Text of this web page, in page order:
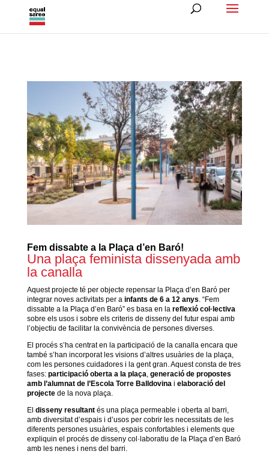
Fem dissabte a la Plaça d’en Baró!
Una plaça feminista dissenyada amb
la canalla
Aquest projecte té per objecte repensar la Plaça d’en Baró per
integrar noves activitats per ainfants de 6 a 12 anys. “Fem
dissabte a la Plaça d’en Baró” es basa en la reflexió col·lectiva
sobre els usos i sobre els criteris de disseny del futur espai amb
l’objectiu de facilitar la convivència de persones diverses.
El procés s’ha centrat en la participació de la canalla encara que
també s’han incorporat les visions d’altres usuàries de la plaça,
com les persones cuidadores i la gent gran. Aquest consta de tres
fases:participació oberta a la plaça, generació de propostes
amb l’alumnat de l’Escola Torre Balldovinai elaboració del
projectede la nova plaça.
El disseny resultantés una plaça permeable i oberta al barri,
amb diversitat d’espais i d’usos per cobrir les necessitats de les
diferents persones usuàries, espais confortables i elements que
expliquin el procés de disseny col·laboratiu de la Plaça d’en Baró
amb les nenes i nens del barri.